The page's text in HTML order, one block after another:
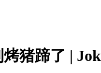
猪蹄了 |